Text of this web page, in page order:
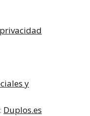
y
Duplos.es